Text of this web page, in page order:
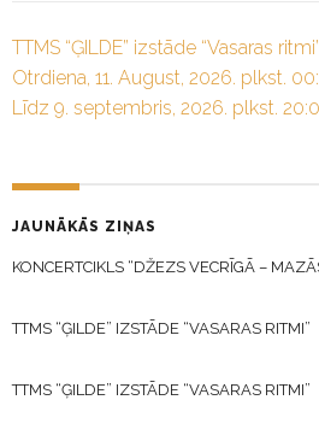
TTMS “ĢILDE” izstāde “Vasaras ritmi”
Otrdiena, 11. August, 2026. plkst.
Līdz 9. septembris, 2026. plkst.
JAUNĀKĀS ZIŅAS
KONCERTCIKLS “DŽEZS VECRĪGĀ –
TTMS “ĢILDE” IZSTĀDE “VASARAS RITMI”
TTMS “ĢILDE” IZSTĀDE “VASARAS RITMI”